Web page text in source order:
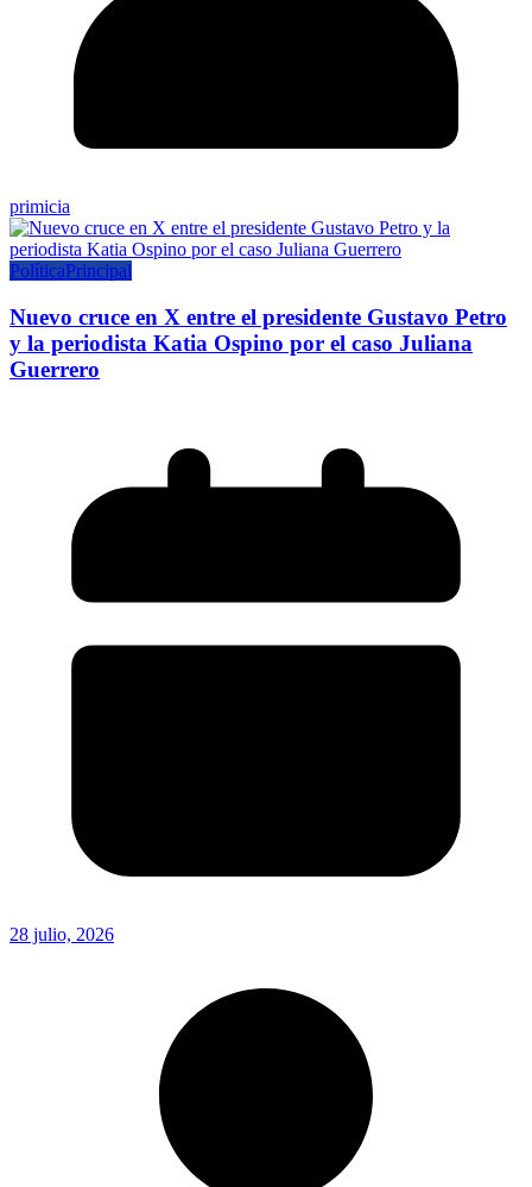
primicia
PolíticaPrincipal
Nuevo cruce en X entre el presidente Gustavo Petro
y la periodista Katia Ospino por el caso Juliana
Guerrero
28 julio, 2026